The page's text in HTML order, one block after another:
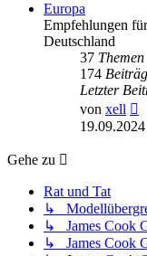
Europa
Empfehlungen
Deutschland
37 Themen
174
Letzter
von xell
Gehe zu
Rat und Tat
↳
↳ James Cook
↳ James Cook